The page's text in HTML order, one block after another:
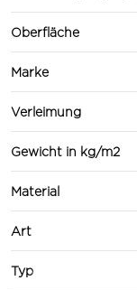
Oberfläche
Marke
Verleimung
Gewicht in kg/m2
Material
Art
Typ